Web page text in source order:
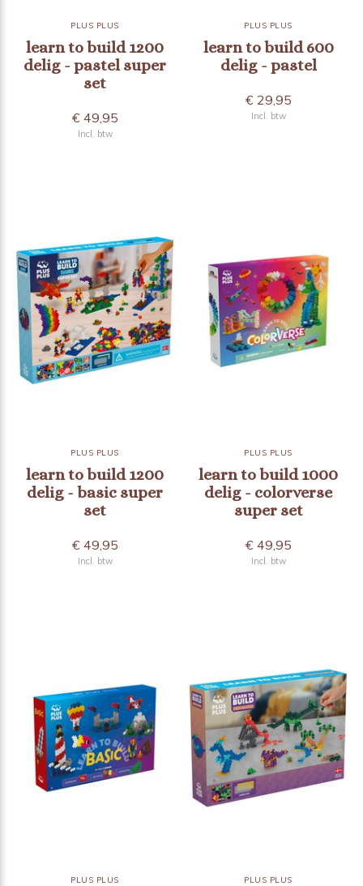
PLUS PLUS
learn to build 1200
delig - pastel super
set
€ 49,95
Incl. btw
PLUS PLUS
learn to build 600
delig - pastel
€ 29,95
Incl. btw
PLUS PLUS
learn to build 1200
delig - basic super
set
€ 49,95
Incl. btw
PLUS PLUS
learn to build 1000
delig - colorverse
super set
€ 49,95
Incl. btw
PLUS PLUS PLUS PLUS